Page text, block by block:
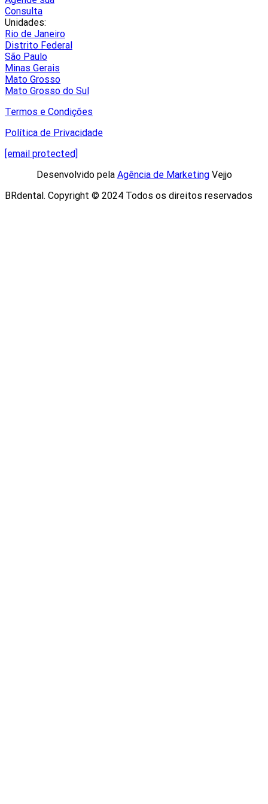
Consulta
Unidades:
Rio de Janeiro
Distrito Federal
São Paulo
Minas Gerais
Mato Grosso
Mato Grosso do Sul
Termos e Condições
Política de Privacidade
[email protected]
Desenvolvido pela Agência de MarketingVejjo​
BRdental. Copyright © 2024 Todos os direitos reservados